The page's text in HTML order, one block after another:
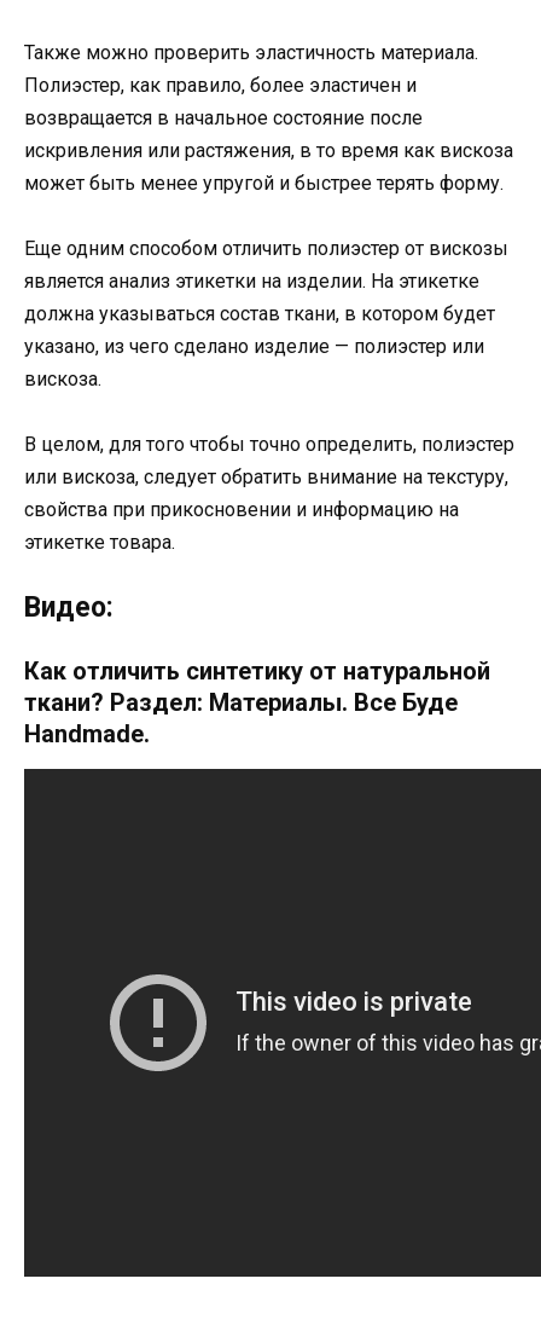
Также можно проверить эластичность материала.
Полиэстер, как правило, более эластичен и
возвращается в начальное состояние после
искривления или растяжения, в то время как вискоза
может быть менее упругой и быстрее терять форму.
Еще одним способом отличить полиэстер от вискозы
является анализ этикетки на изделии. На этикетке
должна указываться состав ткани, в котором будет
указано, из чего сделано изделие — полиэстер или
вискоза.
В целом, для того чтобы точно определить, полиэстер
или вискоза, следует обратить внимание на текстуру,
свойства при прикосновении и информацию на
этикетке товара.
Видео:
Как отличить синтетику от натуральной
ткани? Раздел: Материалы. Все Буде
Handmade.